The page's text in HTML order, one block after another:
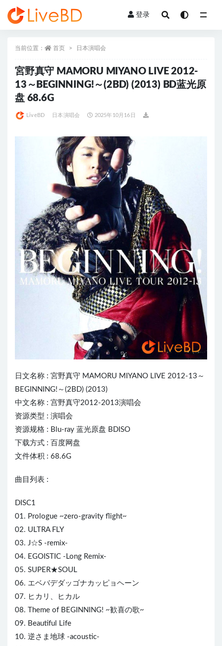
登录
当前位置： 首页 日本演唱会
宮野真守 MAMORU MIYANO LIVE 2012-
13～BEGINNING!～(2BD) (2013) BD蓝光原
盘 68.6G
LiveBD 日本演唱会 2025年10月16日
日文名称 : 宮野真守 MAMORU MIYANO L IVE 2012-13～
BEGINNING!～(2BD) (2013)
中文名称 : 宫野真守2012-2013演唱会
资源类型 : 演唱会
资源规格 : Blu-ray 蓝光原盘 BDISO
下载方式 : 百度网盘
文件体积 : 68.6G
曲目列表 :
DISC1
01. Prologue ~zero-gravity flight~
02. ULTRA FLY
03. J☆S -remix-
04. EGOIST
IC -Long Remix-
05. SUPER★SOUL
06. エベバデダッゴナカッピョヘーン
07. ヒカリ、ヒカル
08. Theme of BEGINNING! ~歓喜の歌~
09. Beautiful Life
10. 逆さま地球 -acoustic-